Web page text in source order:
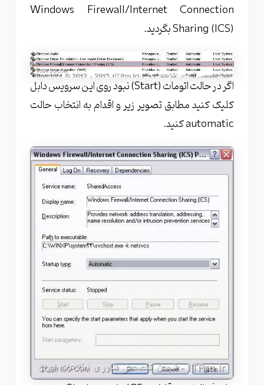
Windows Firewall/Internet Connection
Sharing (ICS) بگردید.
اگر در حالت اتومات (Start) نبود روی این سرویس دابل
کلیک کنید مطابق تصویر زیر و اقدام به انتخاب حالت
automatic کنید.